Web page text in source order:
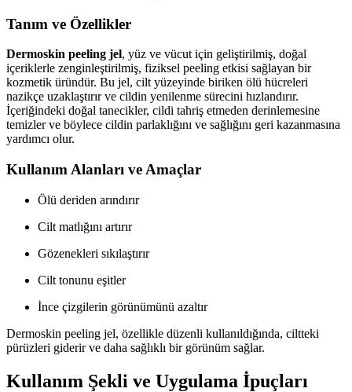
Tanım ve Özellikler
Dermoskin peeling jel, yüz ve vücut için geliştirilmiş, doğal
içeriklerle zenginleştirilmiş, fiziksel peeling etkisi sağlayan bir
kozmetik üründür. Bu jel, cilt yüzeyinde biriken ölü hücreleri
nazikçe uzaklaştırır ve cildin yenilenme sürecini hızlandırır.
İçeriğindeki doğal tanecikler, cildi tahriş etmeden derinlemesine
temizler ve böylece cildin parlaklığını ve sağlığını geri kazanmasına
yardımcı olur.
Kullanım Alanları ve Amaçlar
Ölü deriden arındırır
Cilt matlığını artırır
Gözenekleri sıkılaştırır
Cilt tonunu eşitler
İnce çizgilerin görünümünü azaltır
Dermoskin peeling jel, özellikle düzenli kullanıldığında, ciltteki
pürüzleri giderir ve daha sağlıklı bir görünüm sağlar.
Kullanım Şekli ve Uygulama İpuçları